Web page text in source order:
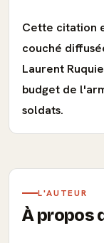
Cette citation
couché
Laurent
budget de
soldats.
L'AUTEUR
À propos